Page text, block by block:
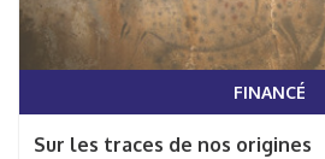
FINANCÉ
Sur les traces de nos origines